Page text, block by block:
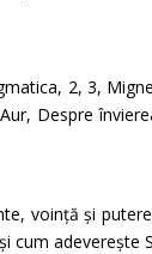
2, 3,
Despre
voință și
cum adeverește